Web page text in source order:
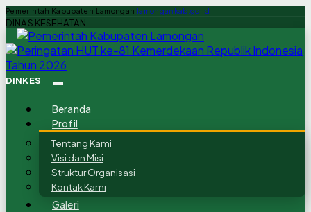
Pemerintah Kabupaten Lamongan lamongankab.go.id
DINAS KESEHATAN
DINKES
Beranda
Profil
Tentang Kami
Visi dan Misi
Struktur Organisasi
Kontak Kami
Galeri